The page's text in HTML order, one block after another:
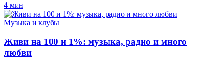
4 мин
Музыка и клубы
Живи на 100 и 1%: музыка, радио и много
любви